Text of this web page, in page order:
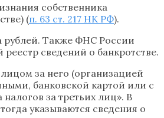
собственника
(п. 63 ст. 217 НК РФ).
рублей. Также ФНС России
сведений о банкротстве.
за него (организацией
банковской картой или с
за третьих лиц». В
указываются сведения о